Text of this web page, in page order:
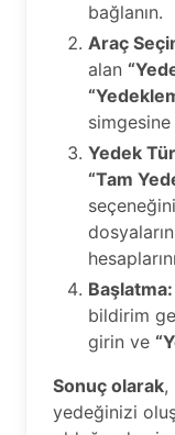
bağlanın.
Araç
alan
simgesine
Yedek
“Tam
Başlatma:
bildirim
girin ve
Sonuç olarak,
yedeğinizi